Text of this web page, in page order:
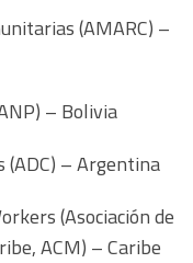
(AMARC) –
– Bolivia
(ADC) – Argentina
(Asociación de
ACM) – Caribe